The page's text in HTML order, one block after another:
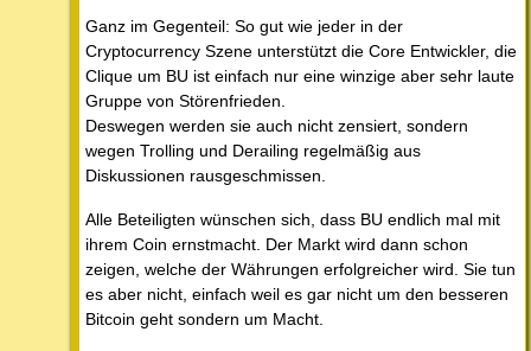
Ganz im Gegenteil: So gut wie jeder in der
Cryptocurrency Szene unterstützt die Core Entwickler, die
Clique um BU ist einfach nur eine winzige aber sehr laute
Gruppe von Störenfrieden.
Deswegen werden sie auch nicht zensiert, sondern
wegen Trolling und Derailing regelmäßig aus
Diskussionen rausgeschmissen.
Alle Beteiligten wünschen sich, dass BU endlich mal mit
ihrem Coin ernstmacht. Der Markt wird dann schon
zeigen, welche der Währungen erfolgreicher wird. Sie tun
es aber nicht, einfach weil es gar nicht um den besseren
Bitcoin geht sondern um Macht.